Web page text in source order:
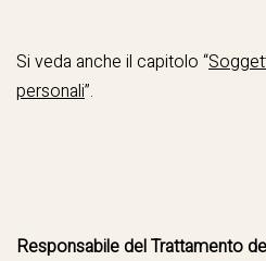
Si veda anche il capitolo “
personali”.
Responsabile del Trattamento